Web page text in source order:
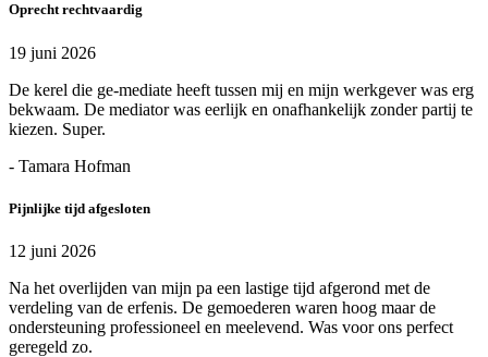
Oprecht rechtvaardig
19 juni 2026
De kerel die ge-mediate heeft tussen mij en mijn werkgever was erg
bekwaam. De mediator was eerlijk en onafhankelijk zonder partij te
kiezen. Super.
- Tamara Hofman
Pijnlijke tijd afgesloten
12 juni 2026
Na het overlijden van mijn pa een lastige tijd afgerond met de
verdeling van de erfenis. De gemoederen waren hoog maar de
ondersteuning professioneel en meelevend. Was voor ons perfect
geregeld zo.